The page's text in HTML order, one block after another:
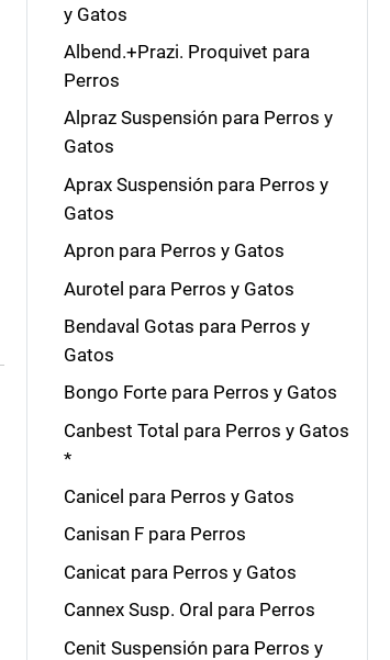
y Gatos
Albend.+Prazi. Proquivet para
Perros
Alpraz Suspensión para Perros y
Gatos
Aprax Suspensión para Perros y
Gatos
Apron para Perros y Gatos
Aurotel para Perros y Gatos
Bendaval Gotas para Perros y
Gatos
Bongo Forte para Perros y Gatos
Canbest Total para Perros y Gatos
*
Canicel para Perros y Gatos
Canisan F para Perros
Canicat para Perros y Gatos
Cannex Susp. Oral para Perros
Cenit Suspensión para Perros y